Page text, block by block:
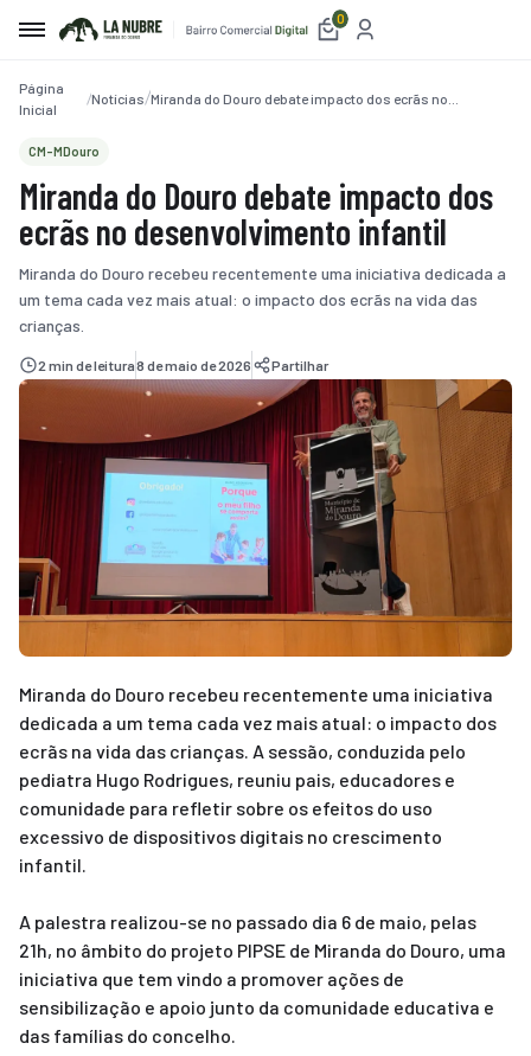
0
Página
Inicial
Notícias Miranda do Douro debate impacto dos ecrãs no
CM-MDouro
Miranda do Douro debate impacto dos
ecrãs no desenvolvimento infantil
Miranda do Douro recebeu recentemente uma iniciativa dedicada a
um tema cada vez mais atual: o impacto dos ecrãs na vida das
crianças.
2 min de leitura8 de maio de 2026 Partilhar
Miranda do Douro recebeu recentemente uma iniciativa
dedicada a um tema cada vez mais atual: o impacto dos
ecrãs na vida das crianças. A sessão, conduzida pelo
pediatra Hugo Rodrigues, reuniu pais, educadores e
comunidade para refletir sobre os efeitos do uso
excessivo de dispositivos digitais no crescimento
infantil.
A palestra realizou-se no passado dia 6 de maio, pelas
21h, no âmbito do projeto PIPSE de Miranda do Douro, uma
iniciativa que tem vindo a promover ações de
sensibilização e apoio junto da comunidade educativa e
das famílias do concelho.